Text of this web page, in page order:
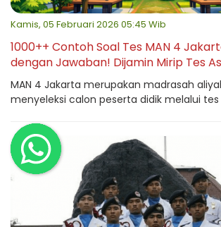
Kamis, 05 Februari 2026 05:45 Wib
1000++ Contoh Soal Tes MAN 4
dengan Jawaban! Dijamin Mirip Tes
MAN 4 Jakarta merupakan madrasah
menyeleksi calon peserta didik melalui tes